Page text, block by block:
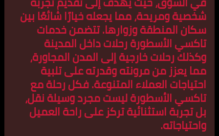
شخصية ومريحة، مما يجعله خيارًا شائعًا بين
سكان المنطقة وزوارها. تتضمن خدمات
تاكسي الأسطورة رحلات داخل المدينة
وكذلك رحلات خارجية إلى المدن المجاورة،
مما يعزز من مرونته وقدرته على تلبية
احتياجات العملاء المتنوعة. فكل رحلة مع
تاكسي الأسطورة ليست مجرد وسيلة نقل،
بل تجربة استثنائية تركز على راحة العميل
واحتياجاته.